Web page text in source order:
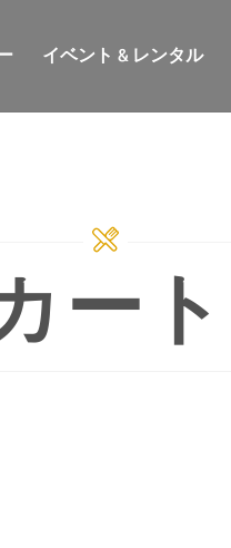
イベント & レンタル
ート